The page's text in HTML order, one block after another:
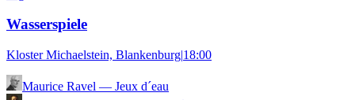
Wasserspiele
Kloster Michaelstein, Blankenburg|18:00
Maurice Ravel — Jeux d´eau